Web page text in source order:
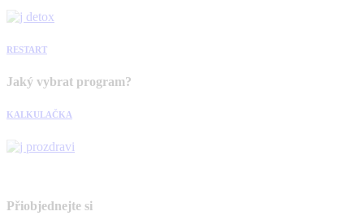
RESTART
Jaký vybrat program?
KALKULAČKA
Přiobjednejte si